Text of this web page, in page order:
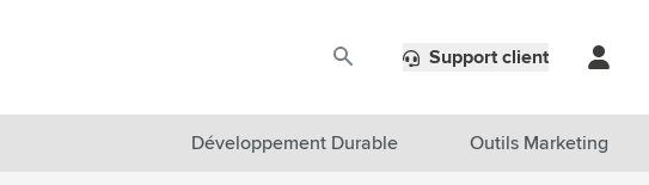
Support client
Développement Durable Outils Marketing